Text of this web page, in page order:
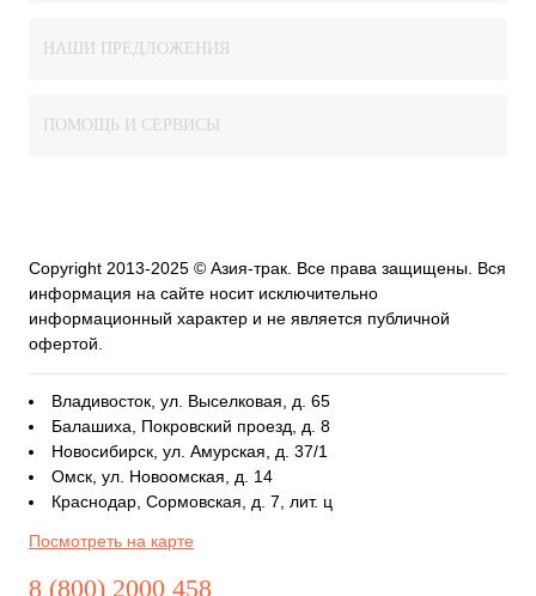
НАШИ ПРЕДЛОЖЕНИЯ
ПОМОЩЬ И СЕРВИСЫ
Copyright 2013-2025 © Азия-трак. Все права защищены. Вся
информация на сайте носит исключительно
информационный характер и не является публичной
офертой.
Владивосток, ул. Выселковая, д. 65
Балашиха, Покровский проезд, д. 8
Новосибирск, ул. Амурская, д. 37/1
Омск, ул. Новоомская, д. 14
Краснодар, Сормовская, д. 7, лит. ц
Посмотреть на карте
8 (800) 2000 458